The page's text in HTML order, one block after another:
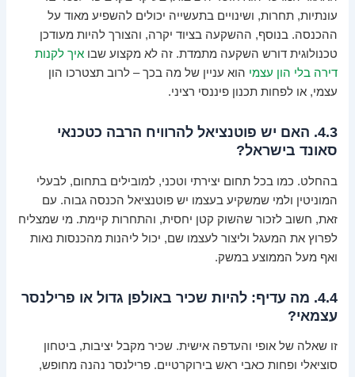
עונתיות, תחרות, ושינויים בתעשייה יכולים להשפיע מאוד על
ההכנסה. בנוסף, ההשקעה בציוד יקרה, והצורך להיות מעודכן
טכנולוגית דורש השקעה מתמדת. זה לא מקצוע שבואיך לקנות
דירה בלי הון עצמי הוא עניין של מה בכך – לרוב תצטרכו הון
עצמי, או לפחות תכנון פיננסי רציני.
4.3. האם יש פוטנציאל להרוויח הרבה כטכנאי
סאונד בישראל?
בהחלט. כמו בכל תחום יצירתי וטכני, למובילים בתחום, לבעלי
המוניטין ולמי שמשקיע בעצמו יש פוטנציאל הכנסה גבוה. עם
זאת, חשוב לזכור שהשוק קטן יחסית, והתחרות קיימת. מי שמצליח
לפרוץ את המעגל וליצור לעצמו שם, יכול ליהנות מהכנסות נאות
ואף מעל הממוצע במשק.
4.4. מה עדיף: להיות שכיר באולפן גדול או פרילנסר
עצמאי?
זו שאלה של אופי והעדפה אישית. שכיר מקבל יציבות, ביטחון
סוציאלי ופחות כאבי ראש בירוקרטיים. פרילנסר נהנה מחופש,